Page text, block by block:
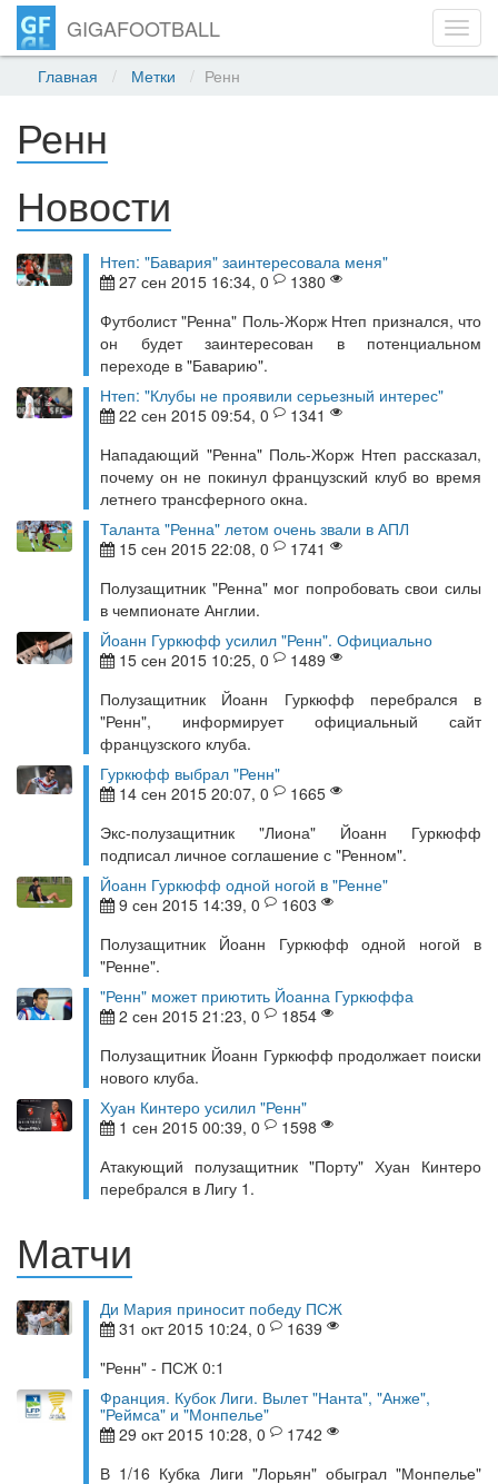
GIGAFOOTBALL
Главная Метки Ренн
Ренн
Новости
Нтеп: "Бавария" заинтересовала меня"
27 сен 2015 16:34, 0
1380
Футболист "Ренна" Поль-Жорж Нтеп признался, что
он будет заинтересован в потенциальном
переходе в "Баварию".
Нтеп: "Клубы не проявили серьезный интерес"
22 сен 2015 09:54, 0
1341
Нападающий "Ренна" Поль-Жорж Нтеп рассказал,
почему он не покинул французский клуб во время
летнего трансферного окна.
Таланта "Ренна" летом очень звали в АПЛ
15 сен 2015 22:08, 0
1741
Полузащитник "Ренна" мог попробовать свои силы
в чемпионате Англии.
Йоанн Гуркюфф усилил "Ренн". Официально
15 сен 2015 10:25, 0
1489
Полузащитник Йоанн Гуркюфф перебрался в
"Ренн", информирует официальный сайт
французского клуба.
Гуркюфф выбрал "Ренн"
14 сен 2015 20:07, 0
1665
Экс-полузащитник "Лиона" Йоанн Гуркюфф
подписал личное соглашение с "Ренном".
Йоанн Гуркюфф одной ногой в "Ренне"
9 сен 2015 14:39, 0
1603
Полузащитник Йоанн Гуркюфф одной ногой в
"Ренне".
"Ренн" может приютить Йоанна Гуркюффа
2 сен 2015 21:23, 0
1854
Полузащитник Йоанн Гуркюфф продолжает поиски
нового клуба.
Хуан Кинтеро усилил "Ренн"
1 сен 2015 00:39, 0
1598
Атакующий полузащитник "Порту" Хуан Кинтеро
перебрался в Лигу 1.
Матчи
Ди Мария приносит победу ПСЖ
31 окт 2015 10:24, 0
1639
"Ренн" - ПСЖ 0:1
Франция. Кубок Лиги. Вылет "Нанта", "Анже",
"Реймса" и "Монпелье"
29 окт 2015 10:28, 0
1742
В 1/16 Кубка Лиги "Лорьян" обыграл "Монпелье"